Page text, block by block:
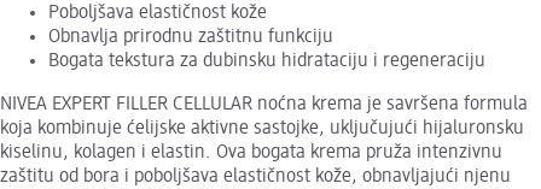
Poboljšava elastičnost kože
Obnavlja prirodnu zaštitnu funkciju
Bogata tekstura za dubinsku hidrataciju i regeneraciju
NIVEA EXPERT FILLER CELLULAR noćna krema je savršena formula
koja kombinuje ćelijske aktivne sastojke, uključujući hijaluronsku
kiselinu, kolagen i elastin. Ova bogata krema pruža intenzivnu
zaštitu od bora i poboljšava elastičnost kože, obnavljajući njenu